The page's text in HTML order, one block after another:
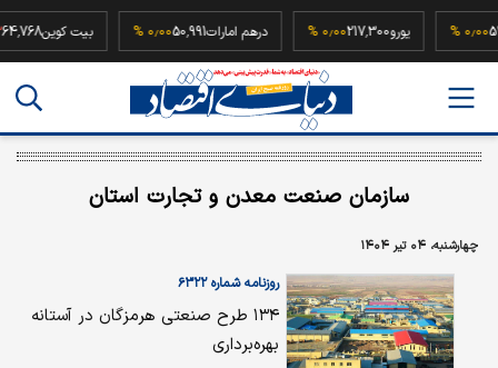
یورو217,300 درهم امارات50,991 بیت کوین
سازمان صنعت معدن و تجارت استان
چهارشنبه، ۰۴ تیر ۱۴۰۴
روزنامه شماره ۶۳۲۲
۱۳۴ طرح صنعتی هرمزگان در آستانه
بهره‌‌‌برداری